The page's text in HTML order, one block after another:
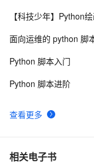
10阿里云注册域名没
查看更多
【科技少年】Python
面向运维的 python 脚
Python 脚本入门
Python 脚本进阶
相关电子书